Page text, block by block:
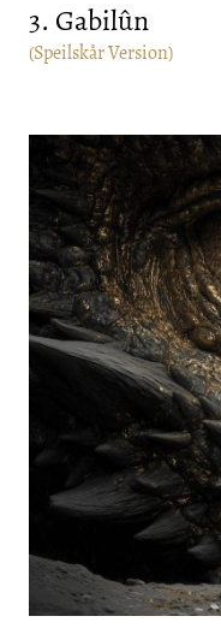
3. Gabilûn
(Speilskår Version)